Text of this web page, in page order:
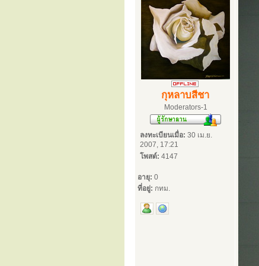
กุหลาบสีชา
Moderators-1
ลงทะเบียนเมื่อ: 30 เม.ย.
2007, 17:21
โพสต์: 4147
อายุ: 0
ที่อยู่: กทม.